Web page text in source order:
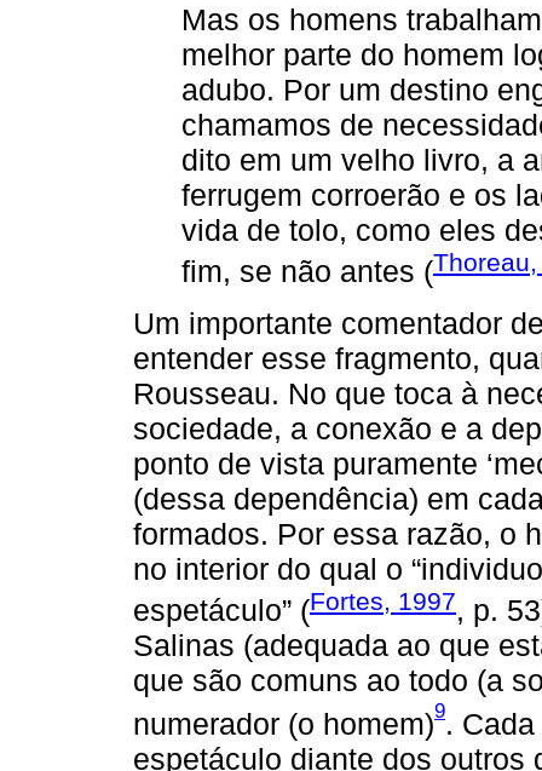
Mas os homens
melhor parte do homem
adubo. Por um destino
chamamos de
dito em um velho livro, a
ferrugem corroerão e os
vida de tolo, como eles
fim, se não antes (
Um importante comentador
entender esse fragmento,
Rousseau. No que toca à
sociedade, a conexão e a
ponto de vista puramente
(dessa dependência) em
formados. Por essa razão, o
no interior do qual o
espetáculo” (Fortes, 1997, p.
Salinas (adequada ao que
que são comuns ao todo (a
numerador (o homem)9.
espetáculo diante dos outros